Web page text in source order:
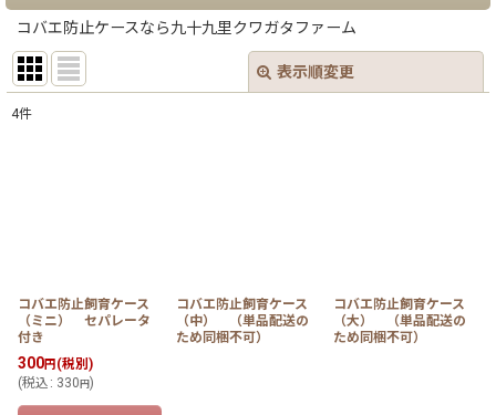
コバエ防止ケースなら九十九里クワガタファーム
表示順変更
4件
コバエ防止飼育ケース
（ミニ） セパレータ
付き
300円 (税別)
(税込 : 330円)
コバエ防止飼育ケース
（中） （単品配送の
ため同梱不可）
コバエ防止飼育ケース
（大） （単品配送の
ため同梱不可）